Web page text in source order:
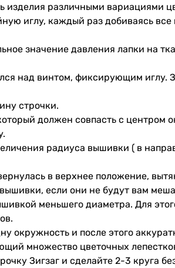
изделия различными вариациями
иглу, каждый раз добиваясь
значение давления лапки на
над винтом, фиксирующим иглу.
строчки.
должен совпасть с центром
радиуса вышивки ( в
в верхнее положение,
если они не будут вам
меньшего диаметра. Для
окружность и после этого
множество цветочных
Зигзаг и сделайте 2-3 круга